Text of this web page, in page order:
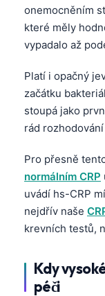
onemocněním
které měly
vypadalo až
Platí i opačný
začátku
stoupá jako
rád
Pro přesně
normálním CRP
uvádí hs-CRP
nejdřív naše
krevních testů,
Kdy
péčiEesti
日本語
Русский
Lietuvių
Polski
Magyar
Shqip
اردو
मराठी